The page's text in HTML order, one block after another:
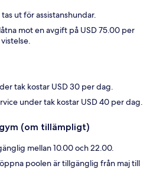
ut för assistanshundar.
mot en avgift på USD 75.00 per
tak kostar USD 30 per dag.
under tak kostar USD 40 per dag.
(om tillämpligt)
mellan 10.00 och 22.00.
poolen är tillgänglig från maj till